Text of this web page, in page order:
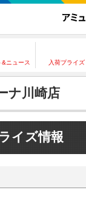
&ニュース 入荷プライズ
ナ川崎店
イズ情報